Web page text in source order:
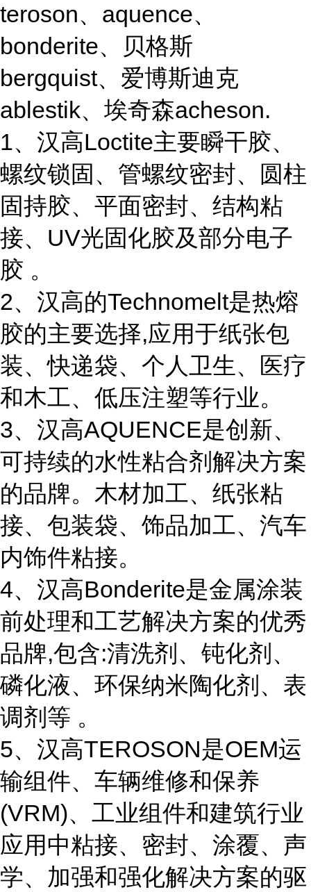
teroson、aquence、
bonderite、贝格斯
bergquist、爱博斯迪克
ablestik、埃奇森acheson.
1、汉高Loctite主要瞬干胶、
螺纹锁固、管螺纹密封、圆柱
固持胶、平面密封、结构粘
接、UV光固化胶及部分电子
胶 。
2、汉高的Technomelt是热熔
胶的主要选择,应用于纸张包
装、快递袋、个人卫生、医疗
和木工、低压注塑等行业。
3、汉高AQUENCE是创新、
可持续的水性粘合剂解决方案
的品牌。木材加工、纸张粘
接、包装袋、饰品加工、汽车
内饰件粘接。
4、汉高Bonderite是金属涂装
前处理和工艺解决方案的优秀
品牌,包含:清洗剂、钝化剂、
磷化液、环保纳米陶化剂、表
调剂等 。
5、汉高TEROSON是OEM运
输组件、车辆维修和保养
(VRM)、工业组件和建筑行业
应用中粘接、密封、涂覆、声
学、加强和强化解决方案的驱